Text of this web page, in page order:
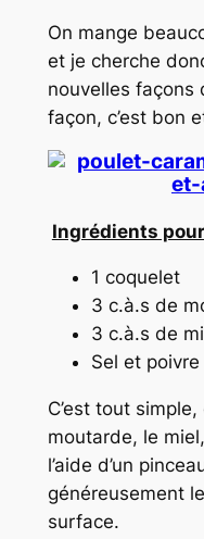
On mange
et je cherche
nouvelles façons
façon, c’est bon
Ingrédients
1 coquelet
3 c.à.s de
3 c.à.s de
Sel et poivre
C’est tout
moutarde, le
l’aide d’un
généreusement
surface.